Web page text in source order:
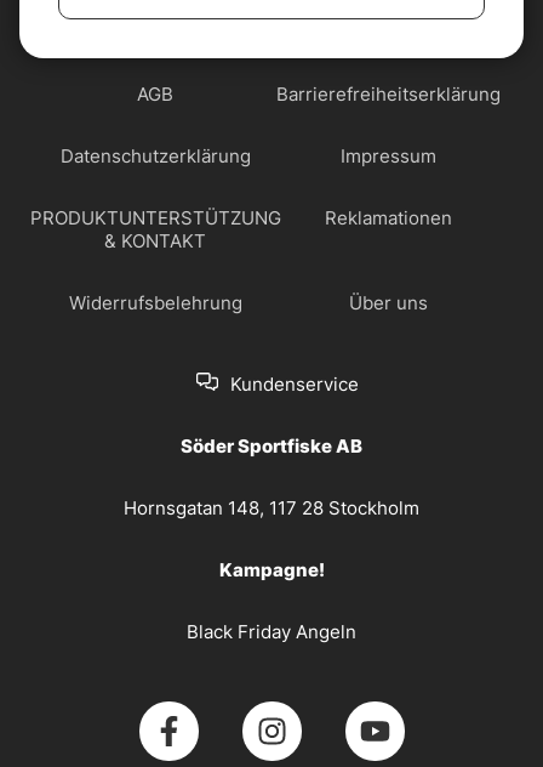
AGB Barrierefreiheitserklärung
Datenschutzerklärung Impressum
PRODUKTUNTERSTÜTZUNG
& KONTAKT
Reklamationen
Widerrufsbelehrung Über uns
Kundenservice
Söder Sportfiske AB
Hornsgatan 148, 117 28 Stockholm
Kampagne!
Black Friday Angeln